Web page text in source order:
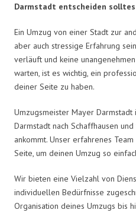
Darmstadt entscheiden
Ein Umzug von einer Stadt zur
aber auch stressige Erfahrung
verläuft und keine
warten, ist es wichtig, ein
deiner Seite zu haben.
Umzugsmeister Mayer
Darmstadt nach Schaffhausen
ankommt. Unser erfahrenes
Seite, um deinen Umzug so
Wir bieten eine Vielzahl von
individuellen Bedürfnisse
Organisation deines Umzugs bis